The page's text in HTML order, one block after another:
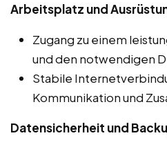
Arbeitsplatz und
Zugang zu einem
und den notwendigen
Stabile
Kommunikation und
Datensicherheit und